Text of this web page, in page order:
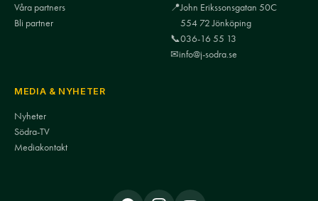
Våra partners
Bli partner
📍John Erikssonsgatan 50C
554 72 Jönköping
📞036-16 55 13
✉info@j-sodra.se
MEDIA & NYHETER
Nyheter
Södra-TV
Mediakontakt